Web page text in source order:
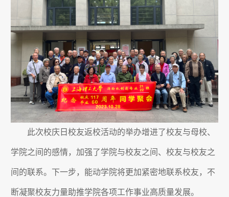
此次校庆日校友返校活动的举办增进了校友与母校、
学院之间的感情，加强了学院与校友之间、校友与校友之
间的联系。下一步，能动学院将更加紧密地联系校友，不
断凝聚校友力量助推学院各项工作事业高质量发展。